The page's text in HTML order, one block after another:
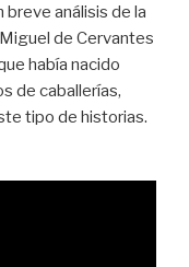
análisis de la
de Cervantes
había nacido
de caballerías,
tipo de historias.